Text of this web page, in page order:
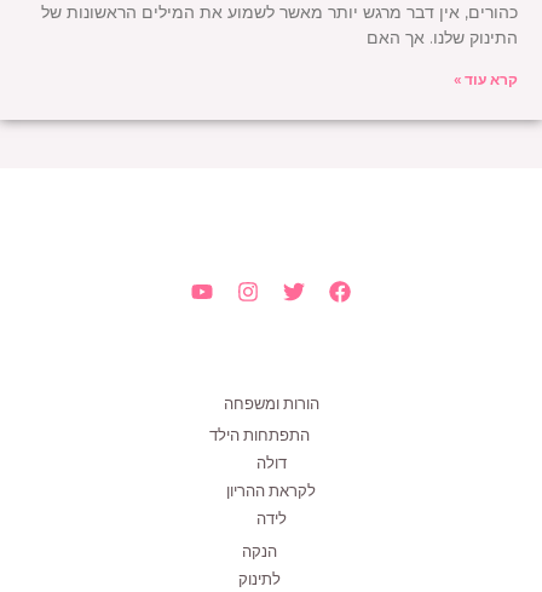
כהורים, אין דבר מרגש יותר מאשר לשמוע את המילים הראשונות של
התינוק שלנו. אך האם
קרא עוד »
הורות ומשפחה
התפתחות הילד
דולה
לקראת ההריון
לידה
הנקה
לתינוק